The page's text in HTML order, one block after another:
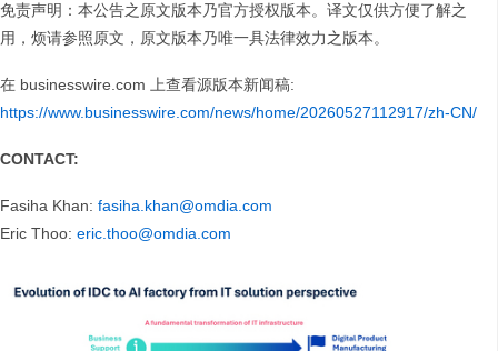
免责声明：本公告之原文版本乃官方授权版本。译文仅供方便了解之
用，烦请参照原文，原文版本乃唯一具法律效力之版本。
在 businesswire.com 上查看源版本新闻稿:
https://www.businesswire.com/news/home/20260527112917/zh-CN/
CONTACT:
Fasiha Khan: fasiha.khan@omdia.com
Eric Thoo: eric.thoo@omdia.com